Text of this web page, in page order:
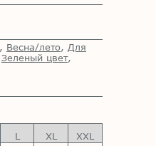
, Весна/лето, Для
Зеленый цвет,
L XL
XXL